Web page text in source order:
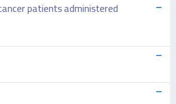
patients administered